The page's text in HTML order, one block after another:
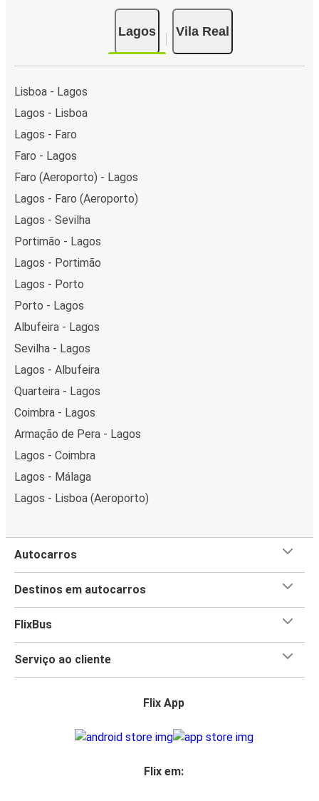
Lagos Vila Real
Lisboa - Lagos
Lagos - Lisboa
Lagos - Faro
Faro - Lagos
Faro (Aeroporto) - Lagos
Lagos - Faro (Aeroporto)
Lagos - Sevilha
Portimão - Lagos
Lagos - Portimão
Lagos - Porto
Porto - Lagos
Albufeira - Lagos
Sevilha - Lagos
Lagos - Albufeira
Quarteira - Lagos
Coimbra - Lagos
Armação de Pera - Lagos
Lagos - Coimbra
Lagos - Málaga
Lagos - Lisboa (Aeroporto)
Autocarros
Destinos em autocarros
FlixBus
Serviço ao cliente
Flix App
Flix em: